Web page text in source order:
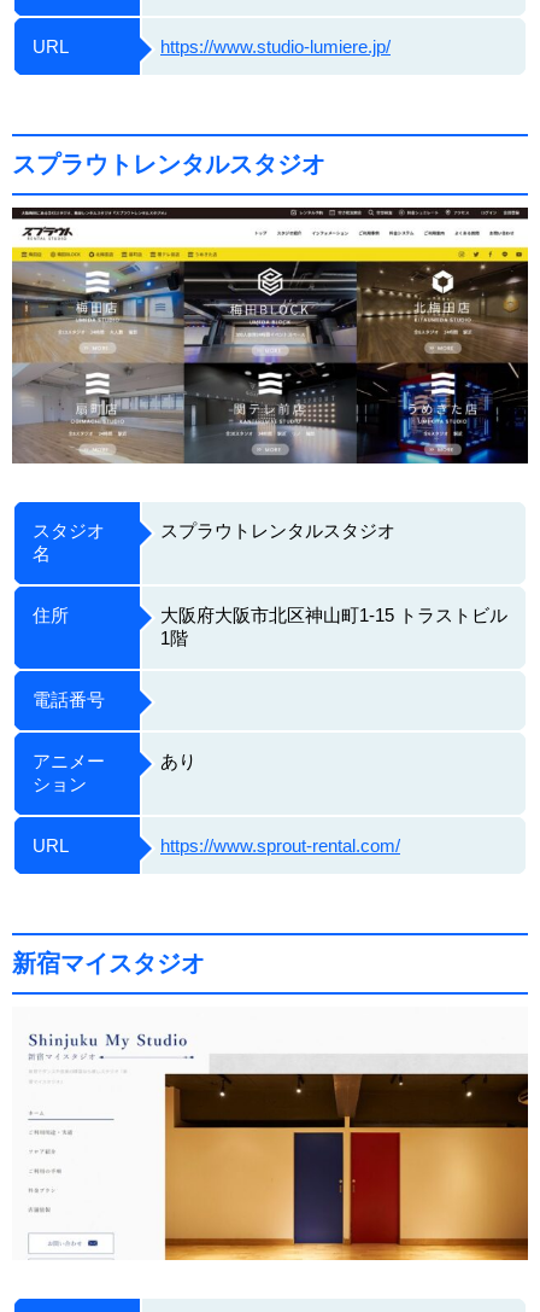
URL https://www.studio-lumiere.jp/
スプラウトレンタルスタジオ
スタジオ
名
スプラウトレンタルスタジオ
住所
大阪府大阪市北区神山町1-15 トラストビル
1階
電話番号
アニメー
ション
あり
URL https://www.sprout-rental.com/
新宿マイスタジオ